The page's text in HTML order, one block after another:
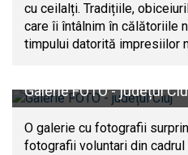
cu ceilalți. Tradițiile,
care îi întâlnim în călătoriile
timpului datorită impresiilor
Galerie FOTO - județul
O galerie cu fotografii
fotografii voluntari din